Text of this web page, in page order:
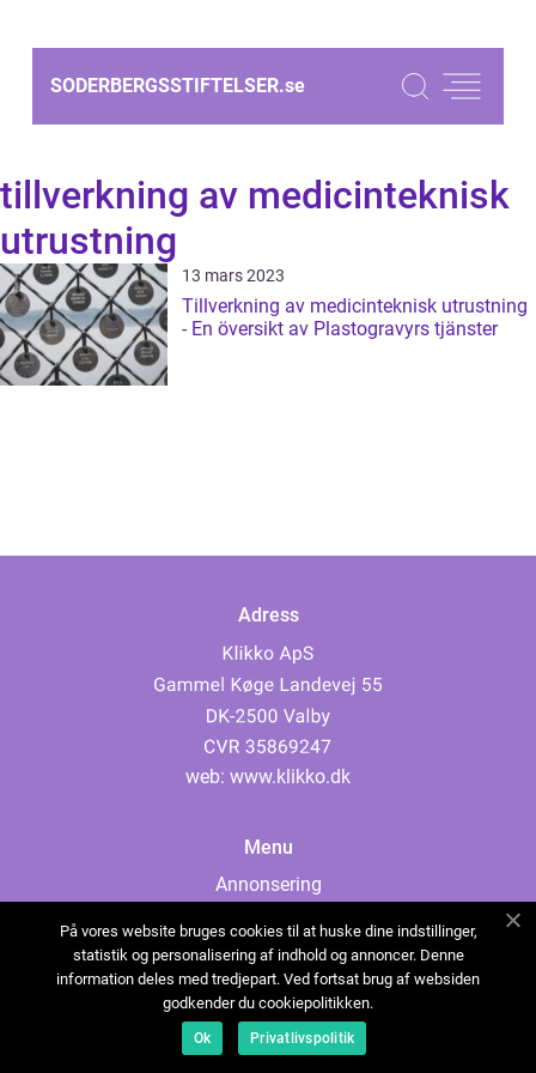
SODERBERGSSTIFTELSER.se
tillverkning av medicinteknisk
utrustning
13 mars 2023
Tillverkning av medicinteknisk utrustning
- En översikt av Plastogravyrs tjänster
Adress
web: www.klikko.dk
Menu
Annonsering
Cookies
Kontakta oss
Sitemap
På vores website bruges cookies til at huske dine indstillinger,
statistik og personalisering af indhold og annoncer. Denne
information deles med tredjepart. Ved fortsat brug af websiden
godkender du cookiepolitikken.
Ok Privatlivspolitik